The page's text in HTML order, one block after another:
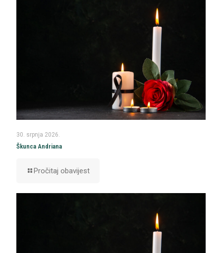
30. srpnja 2026.
Škunca Andriana
Pročitaj obavijest